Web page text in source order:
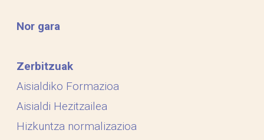
Nor gara
Zerbitzuak
Aisialdiko Formazioa
Aisialdi Hezitzailea
Hizkuntza normalizazioa